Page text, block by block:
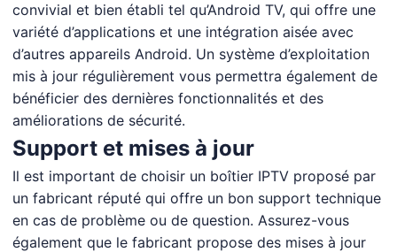
convivial et bien établi tel qu’Android TV, qui offre une
variété d’applications et une intégration aisée avec
d’autres appareils Android. Un système d’exploitation
mis à jour régulièrement vous permettra également de
bénéficier des dernières fonctionnalités et des
améliorations de sécurité.
Support et mises à jour
Il est important de choisir un boîtier IPTV proposé par
un fabricant réputé qui offre un bon support technique
en cas de problème ou de question. Assurez-vous
également que le fabricant propose des mises à jour